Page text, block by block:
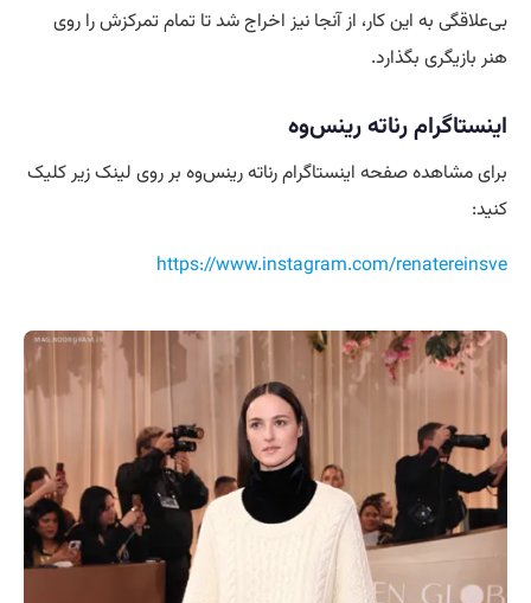
بی‌علاقگی به این کار، از آنجا نیز اخراج شد تا تمام تمرکزش را روی
هنر بازیگری بگذارد.
اینستاگرام رناته رینس‌وه
برای مشاهده صفحه اینستاگرام رناته رینس‌وه بر روی لینک زیر کلیک
کنید:
https://www.instagram.com/renatereinsve